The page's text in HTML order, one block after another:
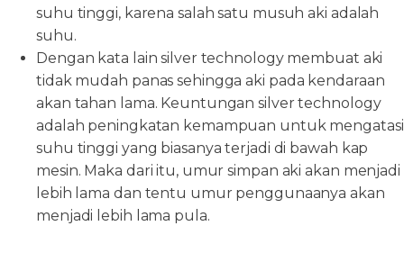
suhu tinggi, karena salah satu musuh aki adalah
suhu.
Dengan kata lain silver technology membuat aki
tidak mudah panas sehingga aki pada kendaraan
akan tahan lama. Keuntungan silver technology
adalah peningkatan kemampuan untuk mengatasi
suhu tinggi yang biasanya terjadi di bawah kap
mesin. Maka dari itu, umur simpan aki akan menjadi
lebih lama dan tentu umur penggunaanya akan
menjadi lebih lama pula.